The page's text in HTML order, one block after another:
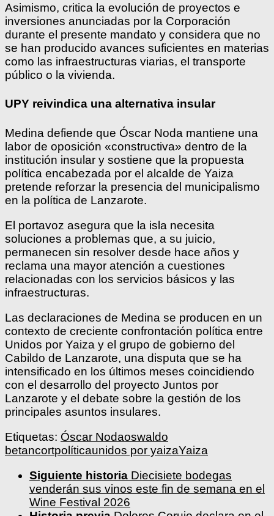
Asimismo, critica la evolución de proyectos e
inversiones anunciadas por la Corporación
durante el presente mandato y considera que no
se han producido avances suficientes en materias
como las infraestructuras viarias, el transporte
público o la vivienda.
UPY reivindica una alternativa insular
Medina defiende que Óscar Noda mantiene una
labor de oposición «constructiva» dentro de la
institución insular y sostiene que la propuesta
política encabezada por el alcalde de Yaiza
pretende reforzar la presencia del municipalismo
en la política de Lanzarote.
El portavoz asegura que la isla necesita
soluciones a problemas que, a su juicio,
permanecen sin resolver desde hace años y
reclama una mayor atención a cuestiones
relacionadas con los servicios básicos y las
infraestructuras.
Las declaraciones de Medina se producen en un
contexto de creciente confrontación política entre
Unidos por Yaiza y el grupo de gobierno del
Cabildo de Lanzarote, una disputa que se ha
intensificado en los últimos meses coincidiendo
con el desarrollo del proyecto Juntos por
Lanzarote y el debate sobre la gestión de los
principales asuntos insulares.
Etiquetas: Óscar Nodaoswaldo
betancortpolíticaunidos por yaizaYaiza
Siguiente historia Diecisiete bodegas
venderán sus vinos este fin de semana en el
Wine Festival 2026